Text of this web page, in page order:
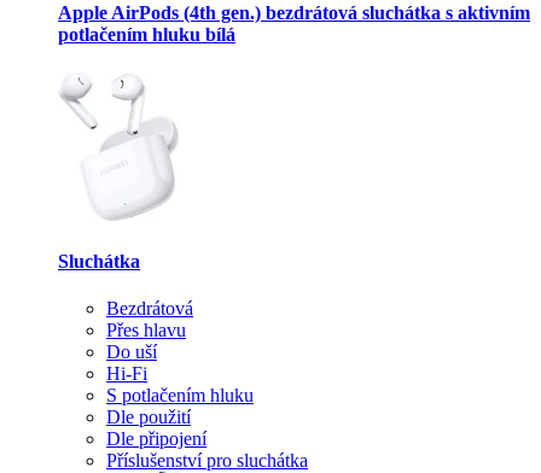
Apple AirPods (4th gen.) bezdrátová sluchátka s aktivním
potlačením hluku bílá
Sluchátka
Bezdrátová
Přes hlavu
Do uší
Hi-Fi
S potlačením hluku
Dle použití
Dle připojení
Příslušenství pro sluchátka